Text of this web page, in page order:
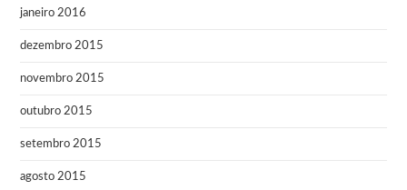
janeiro 2016
dezembro 2015
novembro 2015
outubro 2015
setembro 2015
agosto 2015